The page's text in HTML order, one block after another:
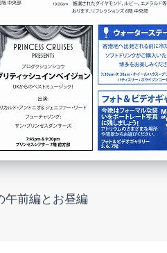
午前編とお昼編